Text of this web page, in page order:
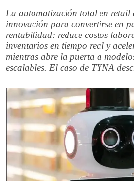
La automatización total en retail
innovación para convertirse en
rentabilidad: reduce costos
inventarios en tiempo real y
mientras abre la puerta a
escalables. El caso de TYNA